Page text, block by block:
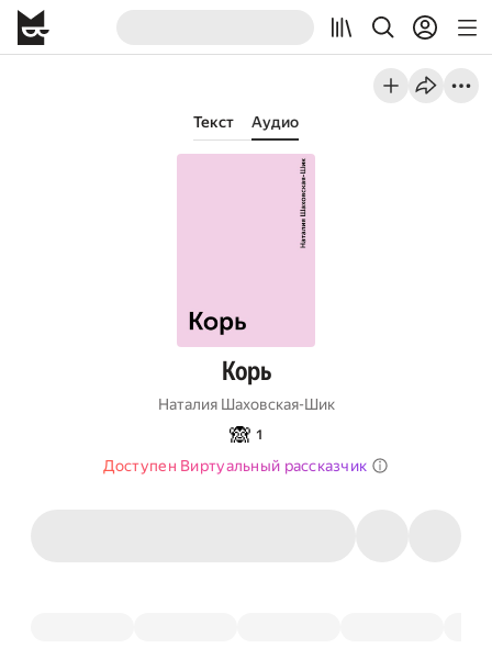
Текст Аудио
Корь
Наталия Шаховская-Шик
🙈 1
Доступен Виртуальный рассказчик